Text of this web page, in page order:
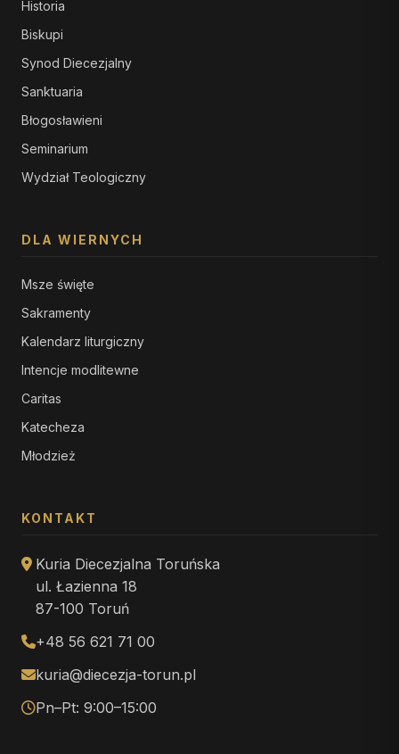
Historia
Biskupi
Synod Diecezjalny
Sanktuaria
Błogosławieni
Seminarium
Wydział Teologiczny
DLA WIERNYCH
Msze święte
Sakramenty
Kalendarz liturgiczny
Intencje modlitewne
Caritas
Katecheza
Młodzież
KONTAKT
Kuria Diecezjalna Toruńska
ul. Łazienna 18
87-100 Toruń
+48 56 621 71 00
kuria@diecezja-torun.pl
Pn–Pt: 9:00–15:00